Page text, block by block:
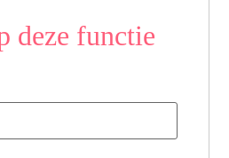
deze functie